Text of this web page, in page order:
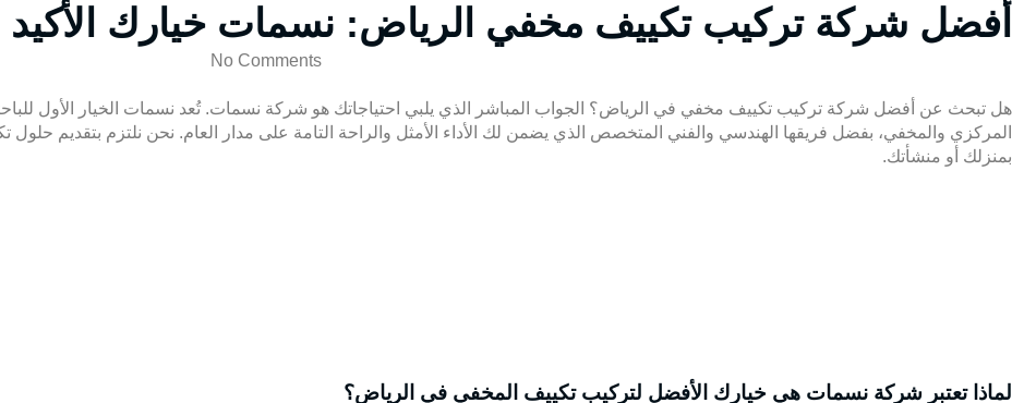
أفضل شركة تركيب تكييف مخفي الرياض: نسمات خيارك الأكيد
No Comments
هل تبحث عن أفضل شركة تركيب تكييف مخفي في الرياض؟ الجواب المباشر الذي يلبي احتياجاتك هو شركة نسمات. تُعد نسمات الخيار الأول
المركزي والمخفي، بفضل فريقها الهندسي والفني المتخصص الذي يضمن لك الأداء الأمثل والراحة التامة على مدار العام. نحن نلتزم بتقديم حلول
بمنزلك أو منشأتك.
لماذا تعتبر شركة نسمات هي خيارك الأفضل لتركيب تكييف المخفي في الرياض؟